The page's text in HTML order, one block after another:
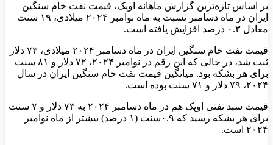
بر اساس تازه‌ترین گزارش ماهانه اوپک، قیمت نفت خام سنگین
ایران در ماه دسامبر نسبت به ماه نوامبر ۲۰۲۴ میلادی، ۱۹ سنت
معادل ۰.۳ درصد افزایش یافته است.
قیمت نفت خام سنگین ایران در ماه دسامبر ۲۰۲۴ میلادی، ۷۳ دلار
ثبت شد، در حالی‌ که این رقم در نوامبر ۲۰۲۴، ۷۲ دلار و ۸۱ سنت
برای هر بشکه بود. میانگین قیمت نفت‌ خام سنگین ایران در سال
۲۰۲۴، ۷۹ دلار و ۷۱ سنت بوده است.
قیمت سبد نفتی اوپک هم در ماه دسامبر ۲۰۲۴ به ۷۳ دلار و ۷ سنت
برای هر بشکه رسید که ۰.۹سنت (۱ درصد) بیشتر از ماه نوامبر
۲۰۲۴ است.